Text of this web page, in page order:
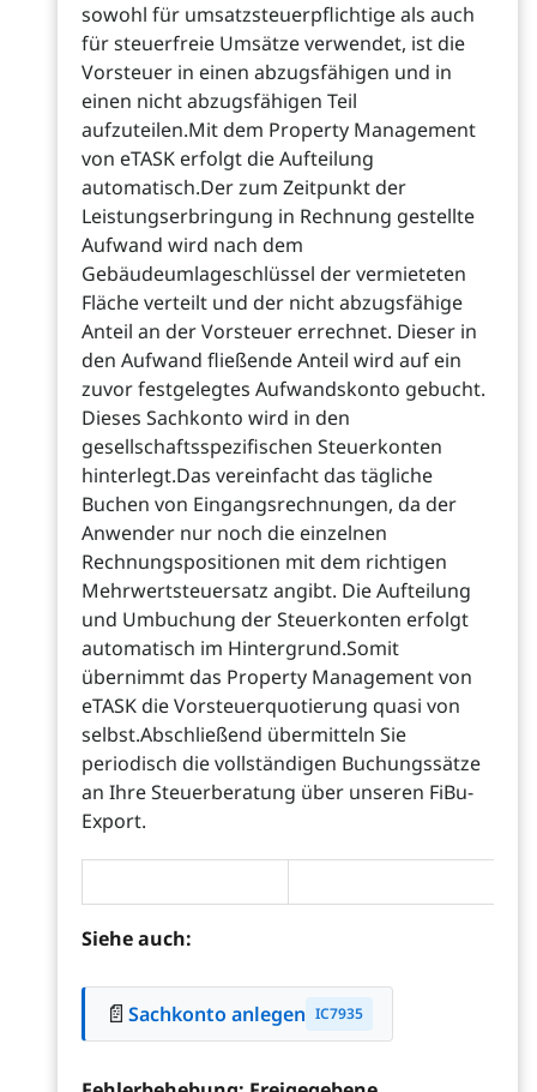
sowohl für umsatzsteuerpflichtige als auch
für steuerfreie Umsätze verwendet, ist die
Vorsteuer in einen abzugsfähigen und in
einen nicht abzugsfähigen Teil
aufzuteilen.Mit dem Property Management
von eTASK erfolgt die Aufteilung
automatisch.Der zum Zeitpunkt der
Leistungserbringung in Rechnung gestellte
Aufwand wird nach dem
Gebäudeumlageschlüssel der vermieteten
Fläche verteilt und der nicht abzugsfähige
Anteil an der Vorsteuer errechnet. Dieser in
den Aufwand fließende Anteil wird auf ein
zuvor festgelegtes Aufwandskonto gebucht.
Dieses Sachkonto wird in den
gesellschaftsspezifischen Steuerkonten
hinterlegt.Das vereinfacht das tägliche
Buchen von Eingangsrechnungen, da der
Anwender nur noch die einzelnen
Rechnungspositionen mit dem richtigen
Mehrwertsteuersatz angibt. Die Aufteilung
und Umbuchung der Steuerkonten erfolgt
automatisch im Hintergrund.Somit
übernimmt das Property Management von
eTASK die Vorsteuerquotierung quasi von
selbst.Abschließend übermitteln Sie
periodisch die vollständigen Buchungssätze
an Ihre Steuerberatung über unseren FiBu-
Export.
Siehe auch:
📄 Sachkonto anlegen IC7935